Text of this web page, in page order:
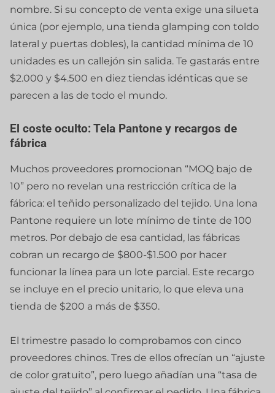
nombre. Si su concepto de venta exige una silueta
única (por ejemplo, una tienda glamping con toldo
lateral y puertas dobles), la cantidad mínima de 10
unidades es un callejón sin salida. Te gastarás entre
$2.000 y $4.500 en diez tiendas idénticas que se
parecen a las de todo el mundo.
El coste oculto: Tela Pantone y recargos de
fábrica
Muchos proveedores promocionan “MOQ bajo de
10” pero no revelan una restricción crítica de la
fábrica: el teñido personalizado del tejido. Una lona
Pantone requiere un lote mínimo de tinte de 100
metros. Por debajo de esa cantidad, las fábricas
cobran un recargo de $800-$1.500 por hacer
funcionar la línea para un lote parcial. Este recargo
se incluye en el precio unitario, lo que eleva una
tienda de $200 a más de $350.
El trimestre pasado lo comprobamos con cinco
proveedores chinos. Tres de ellos ofrecían un “ajuste
de color gratuito”, pero luego añadían una “tasa de